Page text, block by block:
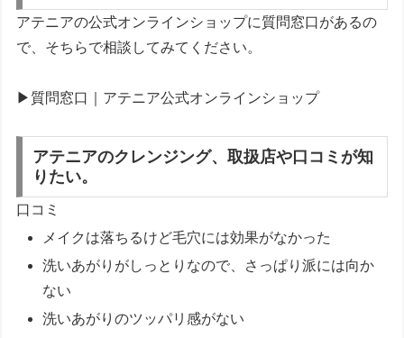
アテニアの公式オンラインショップに質問窓口があるの
で、そちらで相談してみてください。
▶質問窓口｜アテニア公式オンラインショップ
アテニアのクレンジング、取扱店や口コミが知
りたい。
口コミ
メイクは落ちるけど毛穴には効果がなかった
洗いあがりがしっとりなので、さっぱり派には向か
ない
洗いあがりのツッパリ感がない